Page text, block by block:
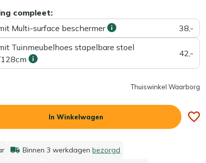
compleet:
Multi-surface beschermer
38,-
Tuinmeubelhoes stapelbare stoel
42,-
Thuiswinkel Waarborg
In Winkelwagen
Binnen 3 werkdagen bezorgd